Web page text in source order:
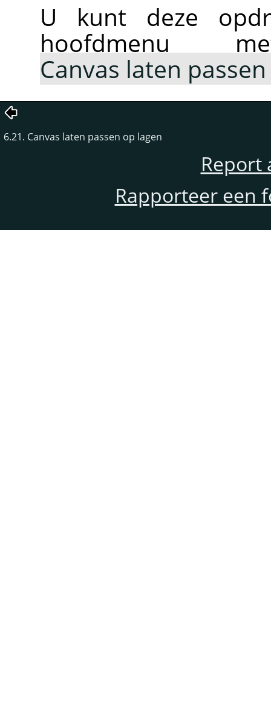
U kunt deze
hoofdmenu
Canvas laten
6.21. Canvas laten passen op lagen
Report
Rapporteer een